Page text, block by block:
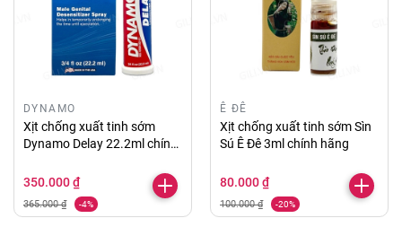
DYNAMO
Xịt chống xuất tinh sớm
Dynamo Delay 22.2ml chính
350.000 ₫
365.000 ₫ -4%
Ê ĐÊ
Xịt chống xuất tinh sớm Sìn
Sú Ê Đê 3ml chính hãng
80.000 ₫
100.000 ₫ -20%